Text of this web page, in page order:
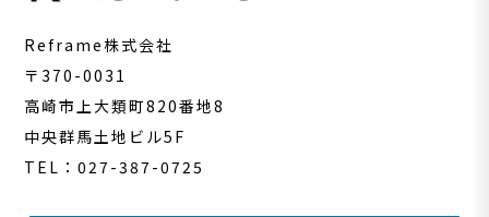
Reframe株式会社
〒370-0031
高崎市上大類町820番地8
中央群馬土地ビル5F
TEL：027-387-0725